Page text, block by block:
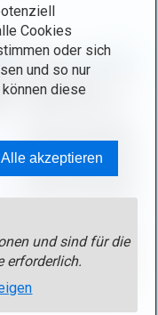
Cookies
oder sich
und so nur
diese
Alle akzeptieren
und sind für die
erforderlich.